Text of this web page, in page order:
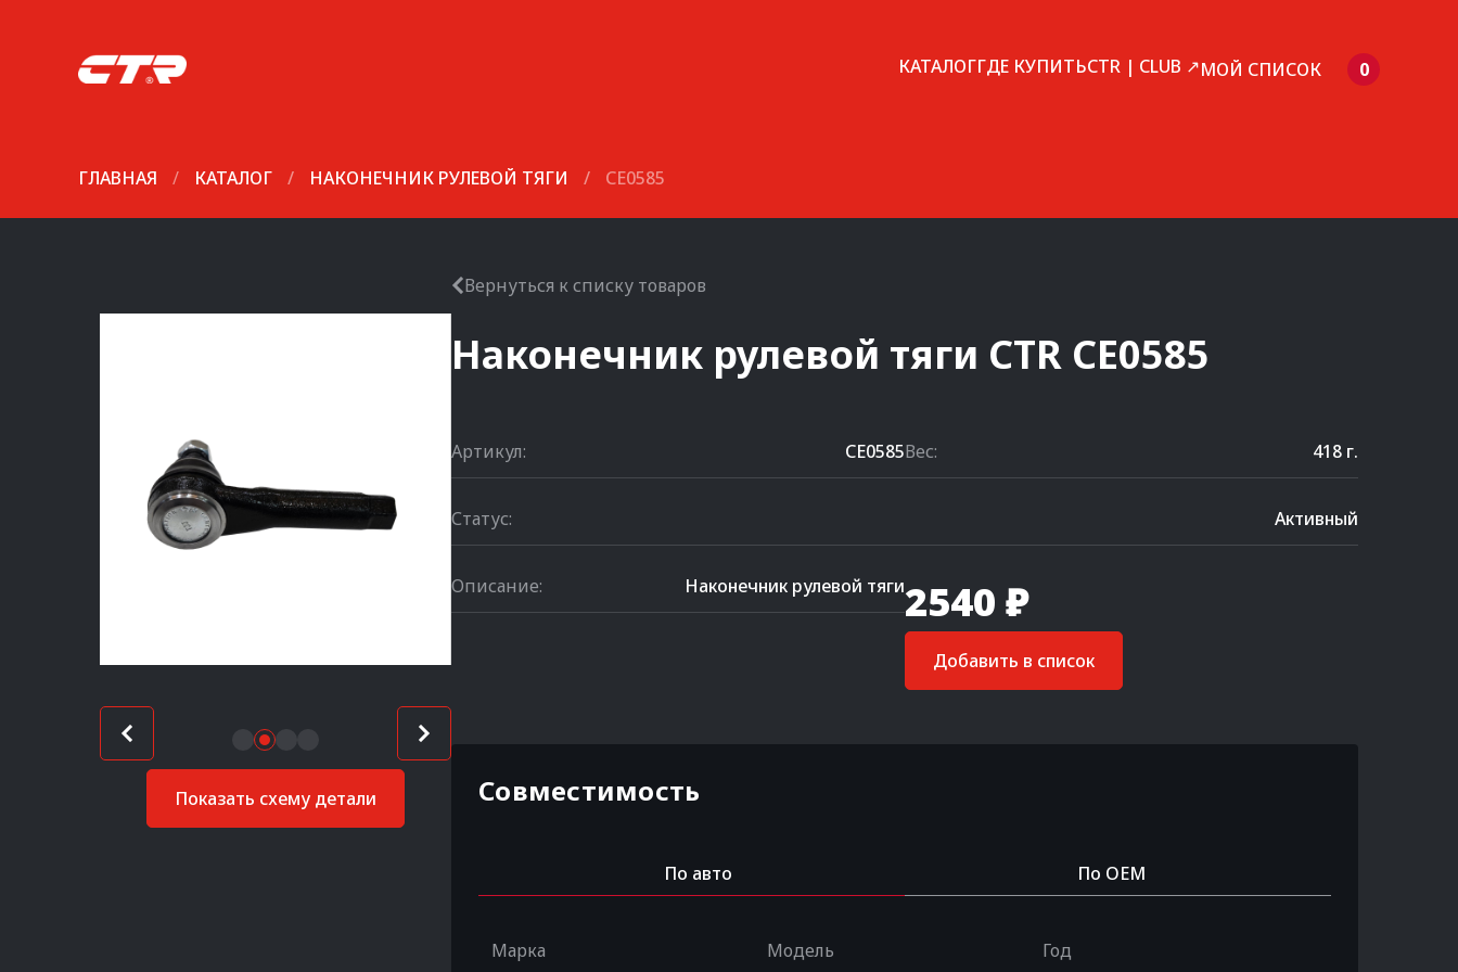
КАТАЛОГГДЕ КУПИТЬCTR | CLUB ↗МОЙ СПИСОК 0
ГЛАВНАЯ / КАТАЛОГ / НАКОНЕЧНИК РУЛЕВОЙ ТЯГИ / CE0585
Показать схему детали
Вернуться к списку товаров
Наконечник рулевой тяги CTR CE0585
Артикул: CE0585Вес: 418 г.
Статус: Активный
Описание: Наконечник рулевой тяги2540 ₽
Добавить в список
Совместимость
По авто По OEM
Марка Модель Год